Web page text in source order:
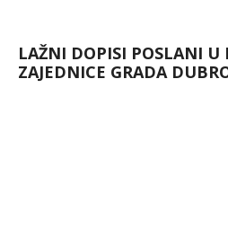
LAŽNI DOPISI POSLANI U
ZAJEDNICE GRADA